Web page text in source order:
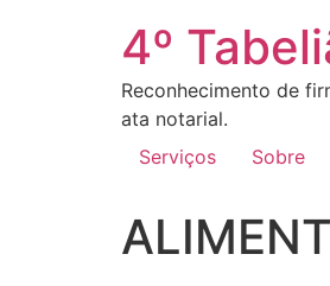
4º
Reconhecimento de
ata notarial.
Serviços
Sobre